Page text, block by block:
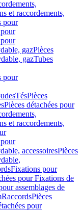
et raccordements,
pour
gazPièces
gazTubes
pour
TésPièces
Pièces détachées pour
et raccordements,
accessoiresPièces
Fixations pour
pour Fixations de
assemblages de
RaccordsPièces
pour